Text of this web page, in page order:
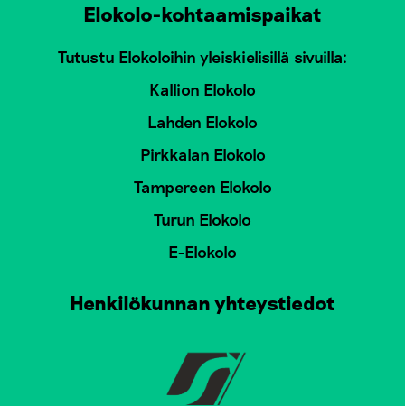
Elokolo-kohtaamispaikat
Tutustu Elokoloihin yleiskielisillä sivuilla:
Kallion Elokolo
Lahden Elokolo
Pirkkalan Elokolo
Tampereen Elokolo
Turun Elokolo
E-Elokolo
Henkilökunnan yhteystiedot